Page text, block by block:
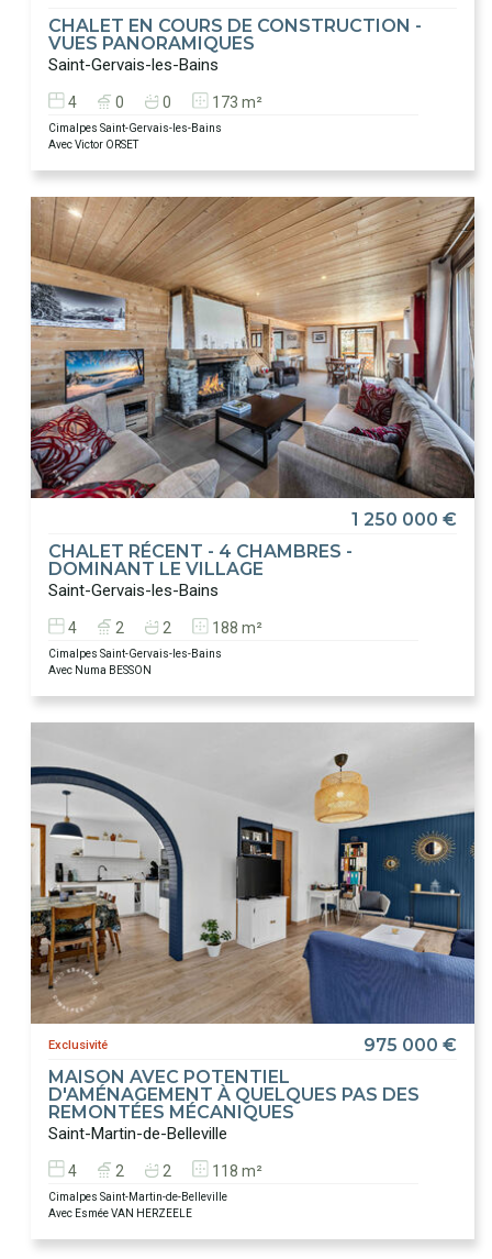
CHALET EN COURS DE CONSTRUCTION -
VUES PANORAMIQUES
Saint-Gervais-les-Bains
4 0 0 173 m²
Cimalpes Saint-Gervais-les-Bains
Avec Victor ORSET
1 250 000 €
CHALET RÉCENT - 4 CHAMBRES -
DOMINANT LE VILLAGE
Saint-Gervais-les-Bains
4 2 2 188 m²
Cimalpes Saint-Gervais-les-Bains
Avec Numa BESSON
Exclusivité
975 000 €
MAISON AVEC POTENTIEL
D'AMÉNAGEMENT À QUELQUES PAS DES
REMONTÉES MÉCANIQUES
Saint-Martin-de-Belleville
4 2 2 118 m²
Cimalpes Saint-Martin-de-Belleville
Avec Esmée VAN HERZEELE